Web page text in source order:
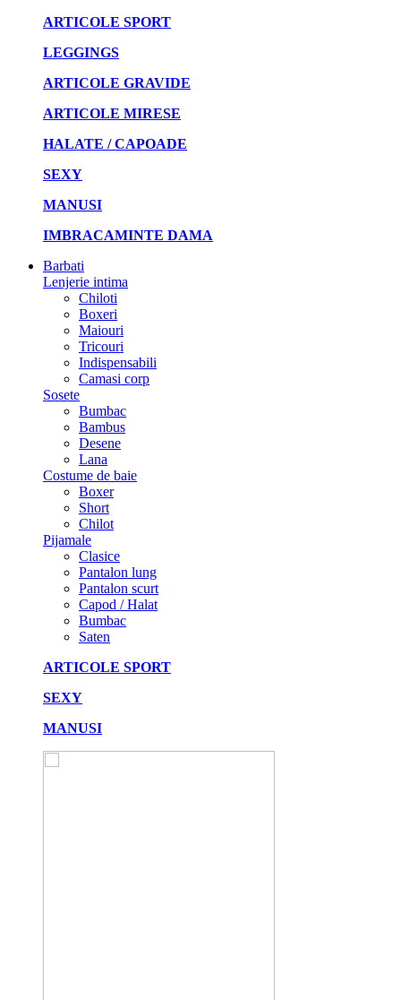
ARTICOLE SPORT
LEGGINGS
ARTICOLE GRAVIDE
ARTICOLE MIRESE
HALATE / CAPOADE
SEXY
MANUSI
IMBRACAMINTE DAMA
Barbati
Lenjerie intima
Chiloti
Boxeri
Maiouri
Tricouri
Indispensabili
Camasi corp
Sosete
Bumbac
Bambus
Desene
Lana
Costume de baie
Boxer
Short
Chilot
Pijamale
Clasice
Pantalon lung
Pantalon scurt
Capod / Halat
Bumbac
Saten
ARTICOLE SPORT
SEXY
MANUSI